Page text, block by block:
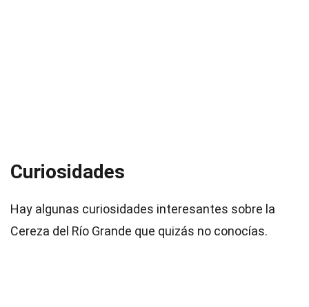
Curiosidades
Hay algunas curiosidades interesantes sobre la
Cereza del Río Grande que quizás no conocías.